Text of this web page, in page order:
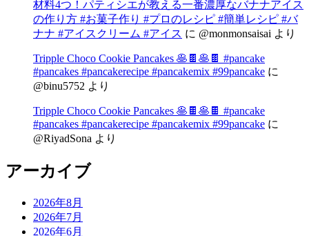
材料4つ！パティシエが教える一番濃厚なバナナアイス
の作り方 #お菓子作り #プロのレシピ #簡単レシピ #バ
ナナ #アイスクリーム #アイス に @monmonsaisai より
Tripple Choco Cookie Pancakes 🥞🍫🥞🍫 #pancake
#pancakes #pancakerecipe #pancakemix #99pancake に
@binu5752 より
Tripple Choco Cookie Pancakes 🥞🍫🥞🍫 #pancake
#pancakes #pancakerecipe #pancakemix #99pancake に
@RiyadSona より
アーカイブ
2026年8月
2026年7月
2026年6月